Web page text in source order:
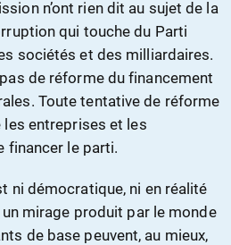
n’ont rien dit au sujet de la
qui touche du Parti
sociétés et des milliardaires.
de réforme du financement
Toute tentative de réforme
les entreprises et les
financer le parti.
ni démocratique, ni en réalité
mirage produit par le monde
de base peuvent, au mieux,